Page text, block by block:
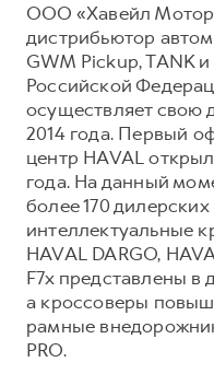
ООО «Хавейл Мотор
дистрибьютор
GWM Pickup, TANK
Российской
осуществляет свою
2014 года. Первый
центр HAVAL
года. На данный
более 170
интеллектуальные
HAVAL DARGO,
F7x представлены в
а кроссоверы
рамные
PRO.